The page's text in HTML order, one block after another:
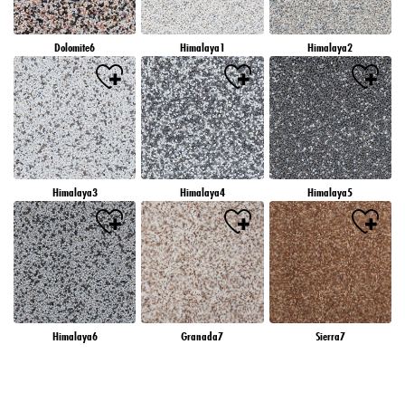
Dolomite6 Himalaya1 Himalaya2
Himalaya3 Himalaya4 Himalaya5
Himalaya6 Granada7 Sierra7